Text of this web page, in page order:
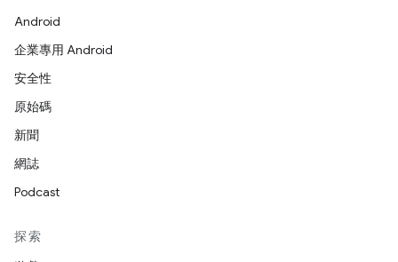
Android
企業專用 Android
安全性
原始碼
新聞
網誌
Podcast
探索